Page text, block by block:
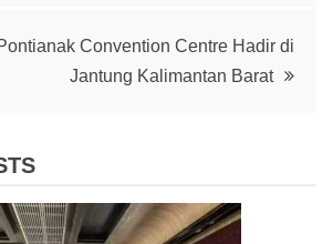
Convention Centre Hadir di
Jantung Kalimantan Barat